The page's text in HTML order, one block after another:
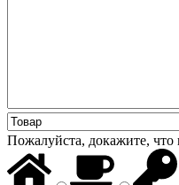
Пожалуйста, докажите, что